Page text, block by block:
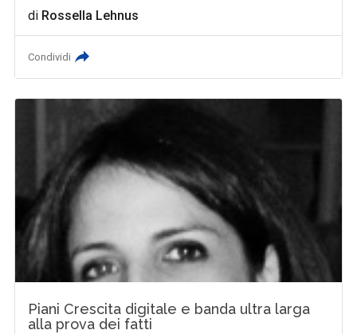
di Rossella Lehnus
Condividi
Piani Crescita digitale e banda ultra larga
alla prova dei fatti